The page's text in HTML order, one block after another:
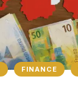
FINANCE